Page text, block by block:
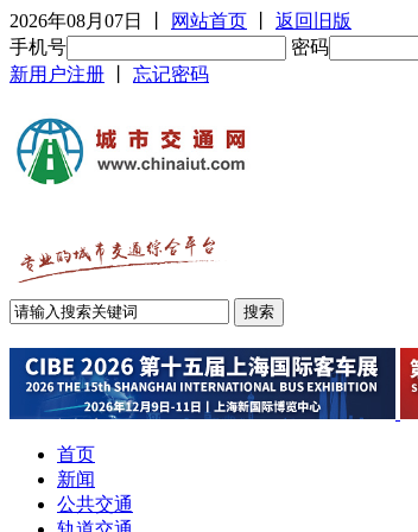
2026年08月07日 网站首页
返回旧版
手机号
密码
新用户注册
忘记密码
首页
新闻
公共交通